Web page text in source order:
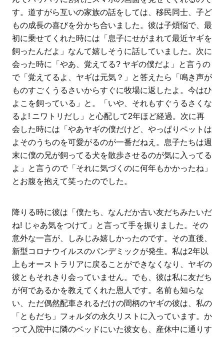
す。道すがら互いの家族の話をしては、移民同士、子ど
もの成長の喜びを分かち合いました。彼は子煩悩で、最
初に乗せてくれた時には「息子にせがまれて最近ヤギを
飼ったんだよ」なんて嬉しそうに話していました。次に
会った時に「やあ、覚えてる? ヤギの僕だよ」と言うの
で「覚えてるよ、ヤギは元気？」と答えたら「鳴き声が
ものすごくうるさいからすぐに牧場に返したよ。今はひ
よこを飼っている」と。「いや、それもすぐうるさくな
るよ! ニワトリだし」と心配して2年ほど経過。次に再
会した時には「やあヤギの僕だけど、やっぱりペットは
よそのうちのを可愛がるのが一番だねえ。息子たちは週
末に僕の兄が飼ってる犬を散歩させるのが気に入ってる
よ」と言うので「それに気づくのに何年もかかったね」
とお腹を抱えて笑ったのでした。
降りる時に彼は「僕たち、なんだか古い友だちみたいだ
ね! じゃあ気をつけて」と言って手を振りました。その
意外な一言が、しみじみ嬉しかったのです。その直後、
新型コロナウイルスのパンデミックが発生。私は2年以
上もオーストラリアに戻ることができなくなり、ヤギの
彼ともそれきり会っていません。でも、彼は私に友だち
が何であるかを教えてくれた恩人です。名前も知らな
い、ただ偶然配車されるだけの間柄のヤギの彼は、私の
「ともだち」フォルダの永久リストに入っています。か
つて入院中に隣のベッドにいた彼女も、産休中に通りす